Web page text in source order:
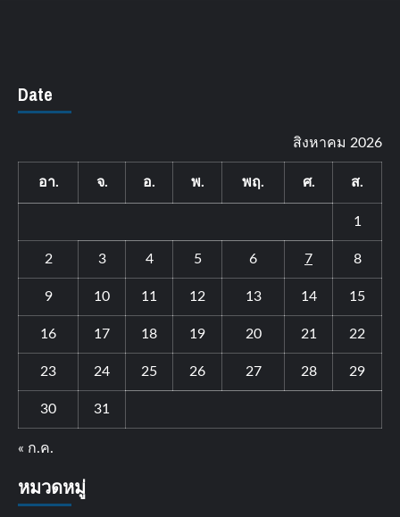
Date
สิงหาคม 2026
อา. จ. อ. พ. พฤ. ศ. ส.
1
2 3 4 5 6 7 8
9 10 11 12 13 14 15
16 17 18 19 20 21 22
23 24 25 26 27 28 29
30 31
« ก.ค.
หมวดหมู่